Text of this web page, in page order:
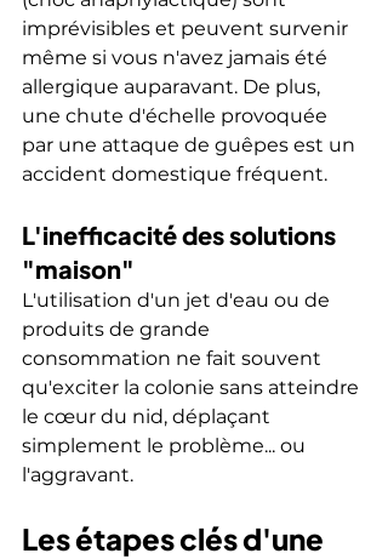
imprévisibles et peuvent survenir
même si vous n'avez jamais été
allergique auparavant. De plus,
une chute d'échelle provoquée
par une attaque de guêpes est un
accident domestique fréquent.
L'inefficacité des solutions
"maison"
L'utilisation d'un jet d'eau ou de
produits de grande
consommation ne fait souvent
qu'exciter la colonie sans atteindre
le cœur du nid, déplaçant
simplement le problème... ou
l'aggravant.
Les étapes clés d'une